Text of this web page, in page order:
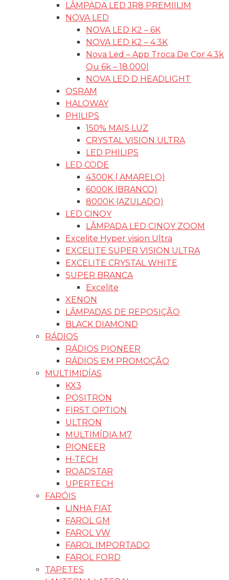
LÂMPADA LED JR8 PREMIILIM
NOVA LED
NOVA LED K2 – 6K
NOVA LED K2 – 4.3K
Nova Led – App Troca De Cor 4.3k
Ou 6k – 18.000l
NOVA LED D HEADLIGHT
OSRAM
HALOWAY
PHILIPS
150% MAIS LUZ
CRYSTAL VISION ULTRA
LED PHILIPS
LED CODE
4300K ( AMARELO)
6000K (BRANCO)
8000K (AZULADO)
LED CINOY
LÂMPADA LED CINOY ZOOM
Excelite Hyper vision Ultra
EXCELITE SUPER VISION ULTRA
EXCELITE CRYSTAL WHITE
SUPER BRANCA
Excelite
XENON
LÂMPADAS DE REPOSIÇÃO
BLACK DIAMOND
RÁDIOS
RÁDIOS PIONEER
RÁDIOS EM PROMOÇÃO
MULTIMIDÍAS
KX3
POSITRON
FIRST OPTION
ULTRON
MULTIMÍDIA M7
PIONEER
H-TECH
ROADSTAR
UPERTECH
FARÓIS
LINHA FIAT
FAROL GM
FAROL VW
FAROL IMPORTADO
FAROL FORD
TAPETES